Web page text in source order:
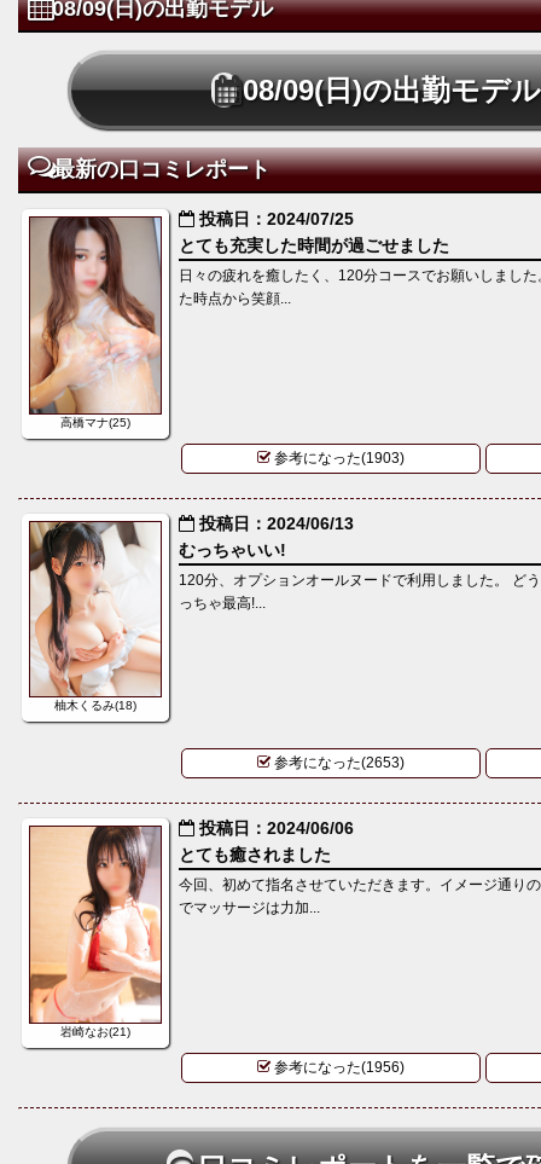
更にアイズポイン
使用可
↓
26000円→20000
引)
最大9000円お値引
※指名料別途
TEL:04-2996-
表示されてい
そちらを参照して頂
密着コースすべての
応可能でござ
更に!!ご成約時にア
お持ちでないお客
日頃の感謝を込めて
す☆
?
08/09(日)の出勤モデル
08/09(日)の出勤モデ
最新の口コミレポート
高橋マナ(25)
投稿日：2024/07/25
とても充実した時間が過ごせました
日々の疲れを癒したく、120分コースでお願いしまし
た時点から笑顔...
参考になった(1903)
柚木くるみ(18)
投稿日：2024/06/13
むっちゃいい!
120分、オプションオールヌードで利用しました。 ど
っちゃ最高!...
参考になった(2653)
岩崎なお(21)
投稿日：2024/06/06
とても癒されました
今回、初めて指名させていただきます。イメージ通り
でマッサージは力加...
参考になった(1956)